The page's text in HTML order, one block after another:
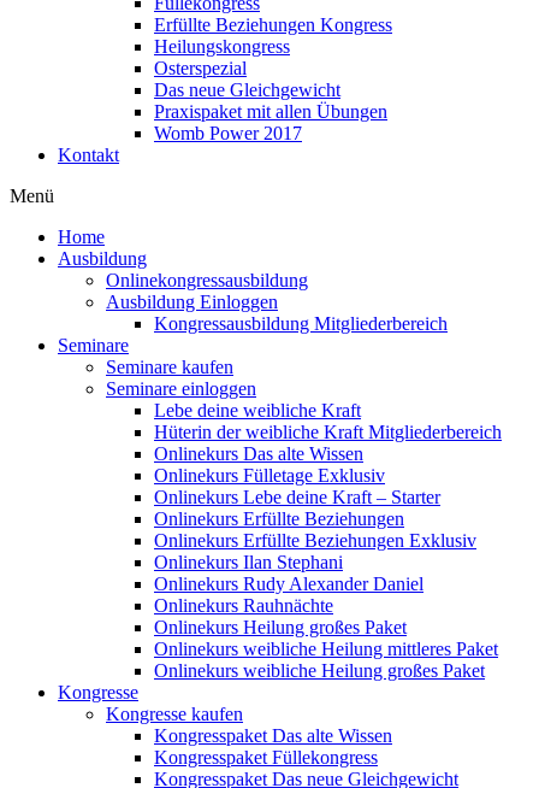
Erfüllte Beziehungen Kongress
Heilungskongress
Osterspezial
Das neue Gleichgewicht
Praxispaket mit allen Übungen
Womb Power 2017
Kontakt
Menü
Home
Ausbildung
Onlinekongressausbildung
Ausbildung Einloggen
Kongressausbildung Mitgliederbereich
Seminare
Seminare kaufen
Seminare einloggen
Lebe deine weibliche Kraft
Hüterin der weibliche Kraft Mitgliederbereich
Onlinekurs Das alte Wissen
Onlinekurs Fülletage Exklusiv
Onlinekurs Lebe deine Kraft – Starter
Onlinekurs Erfüllte Beziehungen
Onlinekurs Erfüllte Beziehungen Exklusiv
Onlinekurs Ilan Stephani
Onlinekurs Rudy Alexander Daniel
Onlinekurs Rauhnächte
Onlinekurs Heilung großes Paket
Onlinekurs weibliche Heilung mittleres Paket
Onlinekurs weibliche Heilung großes Paket
Kongresse
Kongresse kaufen
Kongresspaket Das alte Wissen
Kongresspaket Füllekongress
Kongresspaket Das neue Gleichgewicht